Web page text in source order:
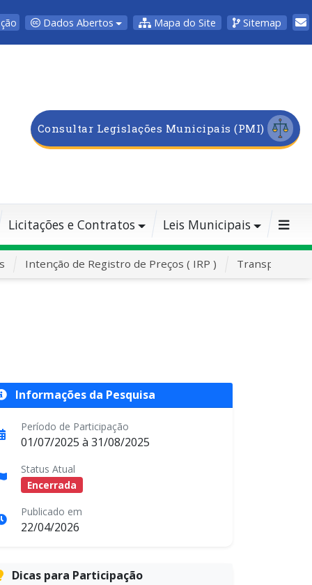
Dados Abertos Mapa do Site Sitemap
Consultar Legislações Municipais (PMI)
Licitações e Contratos Leis Municipais
Intenção de Registro de Preços ( IRP ) Transporte
Informações da Pesquisa
Período de Participação
01/07/2025 à 31/08/2025
Status Atual
Encerrada
Publicado em
22/04/2026
Dicas para Participação